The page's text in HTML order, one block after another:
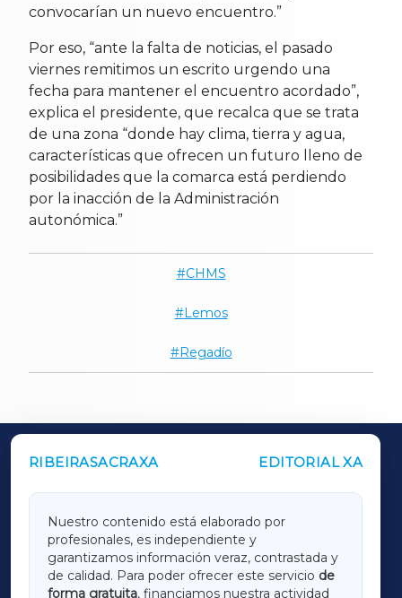
convocarían un nuevo encuentro.”
Por eso, “ante la falta de noticias, el pasado
viernes remitimos un escrito urgendo una
fecha para mantener el encuentro acordado”,
explica el presidente, que recalca que se trata
de una zona “donde hay clima, tierra y agua,
características que ofrecen un futuro lleno de
posibilidades que la comarca está perdiendo
por la inacción de la Administración
autonómica.”
CHMS
Lemos
Regadío
RIBEIRASACRAXA EDITORIAL XA
Nuestro contenido está elaborado por
profesionales, es independiente y
garantizamos información veraz, contrastada y
de calidad. Para poder ofrecer este servicio de
forma gratuita, financiamos nuestra actividad
OUTROS PERIÓDICOS
LUGOXA